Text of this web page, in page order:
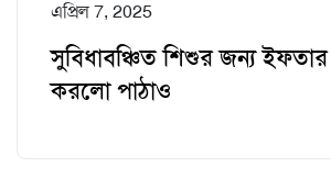
এপ্রিল 7, 2025
সুবিধাবঞ্চিত শিশুর জন্য
করলো পাঠাও